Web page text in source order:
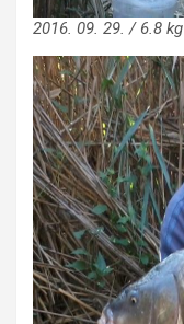
2016. 09. 29. / 6.8 kg